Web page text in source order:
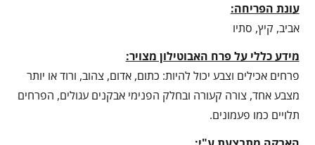
עונת הפריחה:
אביב, קיץ, סתיו
מידע כללי על פרח האבוטילון מצויר:
פרחים אכילים וצבע יכול להיות: כתום, אדום, צהוב, ורוד או יותר
מצבע אחד, צורה קעורה ובחלק הפנימי אבקנים עגולים, הפרחים
תלויים כמו פעמונים.